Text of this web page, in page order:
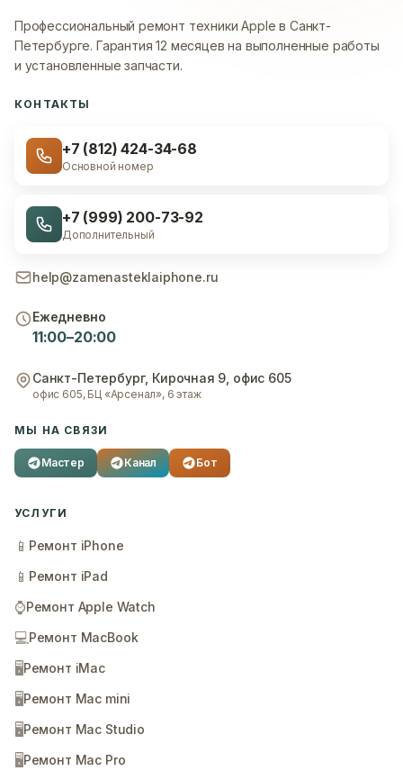
Профессиональный ремонт техники Apple в Санкт-
Петербурге. Гарантия 12 месяцев на выполненные работы
и установленные запчасти.
КОНТАКТЫ
+7 (812) 424-34-68
Основной номер
+7 (999) 200-73-92
Дополнительный
help@zamenasteklaiphone.ru
Ежедневно
11:00–20:00
Санкт-Петербург, Кирочная 9, офис 605
офис 605, БЦ «Арсенал», 6 этаж
МЫ НА СВЯЗИ
Мастер Канал Бот
УСЛУГИ
📱 Ремонт iPhone
📱 Ремонт iPad
⌚Ремонт Apple Watch
💻Ремонт MacBook
🖥️Ремонт iMac
🖥️Ремонт Mac mini
🖥️Ремонт Mac Studio
🖥️Ремонт Mac Pro